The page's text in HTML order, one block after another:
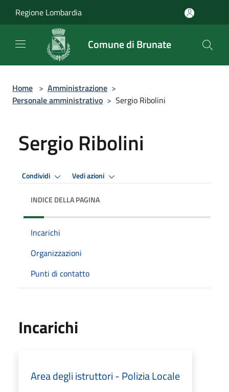
Regione Lombardia
Comune di Brunate
Home > Amministrazione >
Personale amministrativo > Sergio Ribolini
Sergio Ribolini
Condividi Vedi azioni
INDICE DELLA PAGINA
Incarichi
Organizzazioni
Punti di contatto
Incarichi
Area degli istruttori - Polizia Locale